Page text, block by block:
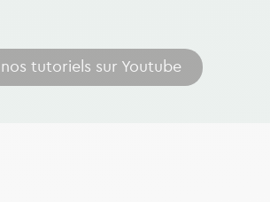
tutoriels sur Youtube